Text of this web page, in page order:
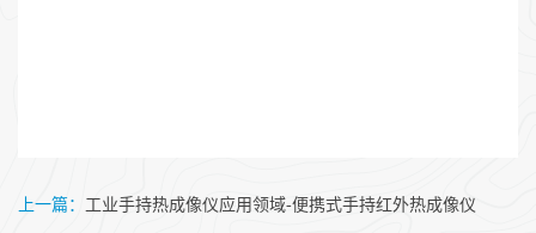
上一篇： 工业手持热成像仪应用领域-便携式手持红外热成像仪